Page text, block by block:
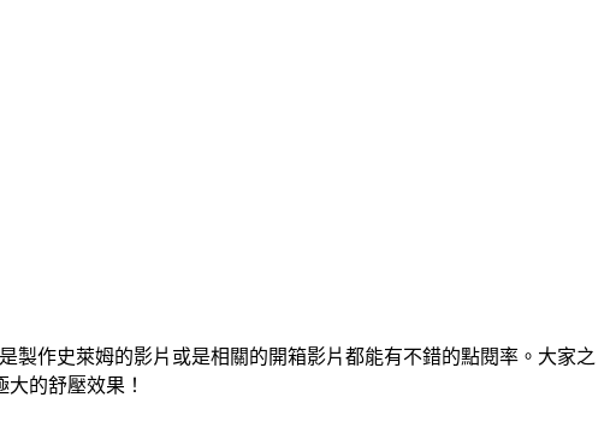
製作史萊姆的影片或是相關的開箱影片都能有不錯的點閱率。大家之
的舒壓效果！